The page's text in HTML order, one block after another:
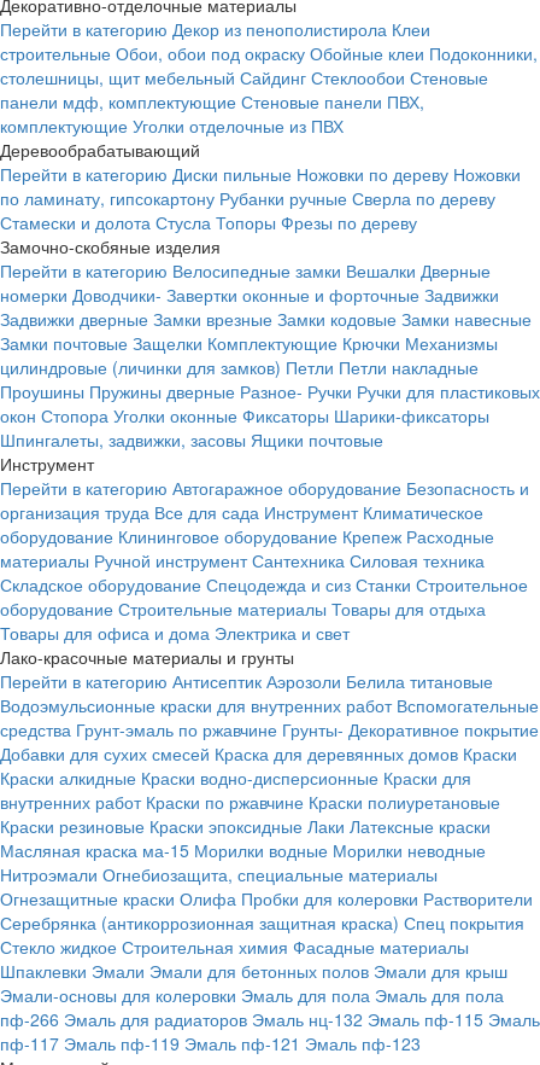
Декоративно-отделочные материалы
Перейти в категорию Декор из пенополистирола Клеи
строительные Обои, обои под окраску Обойные клеи Подоконники,
столешницы, щит мебельный Сайдинг Стеклообои Стеновые
панели мдф, комплектующие Стеновые панели ПВХ,
комплектующие Уголки отделочные из ПВХ
Деревообрабатывающий
Перейти в категорию Диски пильные Ножовки по дереву Ножовки
по ламинату, гипсокартону Рубанки ручные Сверла по дереву
Стамески и долота Стусла Топоры Фрезы по дереву
Замочно-скобяные изделия
Перейти в категорию Велосипедные замки Вешалки Дверные
номерки Доводчики- Завертки оконные и форточные Задвижки
Задвижки дверные Замки врезные Замки кодовые Замки навесные
Замки почтовые Защелки Комплектующие Крючки Механизмы
цилиндровые (личинки для замков) Петли Петли накладные
Проушины Пружины дверные Разное- Ручки Ручки для пластиковых
окон Стопора Уголки оконные Фиксаторы Шарики-фиксаторы
Шпингалеты, задвижки, засовы Ящики почтовые
Инструмент
Перейти в категорию Автогаражное оборудование Безопасность и
организация труда Все для сада Инструмент Климатическое
оборудование Клининговое оборудование Крепеж Расходные
материалы Ручной инструмент Сантехника Силовая техника
Складское оборудование Спецодежда и сиз Станки Строительное
оборудование Строительные материалы Товары для отдыха
Товары для офиса и дома Электрика и свет
Лако-красочные материалы и грунты
Перейти в категорию Антисептик Аэрозоли Белила титановые
Водоэмульсионные краски для внутренних работ Вспомогательные
средства Грунт-эмаль по ржавчине Грунты- Декоративное покрытие
Добавки для сухих смесей Краска для деревянных домов Краски
Краски алкидные Краски водно-дисперсионные Краски для
внутренних работ Краски по ржавчине Краски полиуретановые
Краски резиновые Краски эпоксидные Лаки Латексные краски
Масляная краска ма-15 Морилки водные Морилки неводные
Нитроэмали Огнебиозащита, специальные материалы
Огнезащитные краски Олифа Пробки для колеровки Растворители
Серебрянка (антикоррозионная защитная краска) Спец покрытия
Стекло жидкое Строительная химия Фасадные материалы
Шпаклевки Эмали Эмали для бетонных полов Эмали для крыш
Эмали-основы для колеровки Эмаль для пола Эмаль для пола
пф-266 Эмаль для радиаторов Эмаль нц-132 Эмаль пф-115 Эмаль
пф-117 Эмаль пф-119 Эмаль пф-121 Эмаль пф-123